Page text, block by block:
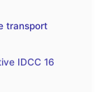
transport
IDCC 16